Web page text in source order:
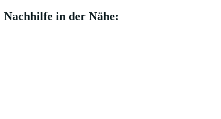
Nachhilfe in der Nähe: